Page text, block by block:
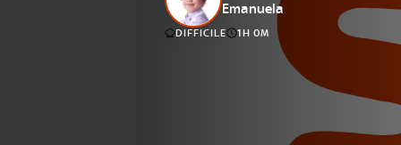
Emanuela
DIFFICILE 1H 0M